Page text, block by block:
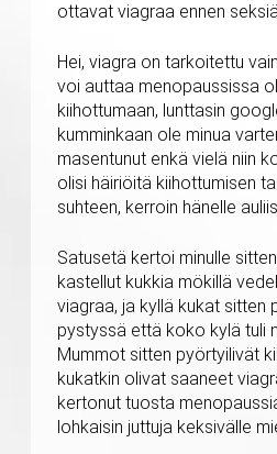
ottavat viagraa ennen
Hei, viagra on tarkoitettu
voi auttaa menopaussissa
kiihottumaan, lunttasin
kumminkaan ole minua
masentunut enkä vielä niin
olisi häiriöitä kiihottumisen
suhteen, kerroin hänelle
Satusetä kertoi minulle
kastellut kukkia mökillä
viagraa, ja kyllä kukat sitten
pystyssä että koko kylä tuli
Mummot sitten pyörtyilivät
kukatkin olivat saaneet
kertonut tuosta
lohkaisin juttuja keksivälle